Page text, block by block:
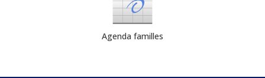
Agenda familles